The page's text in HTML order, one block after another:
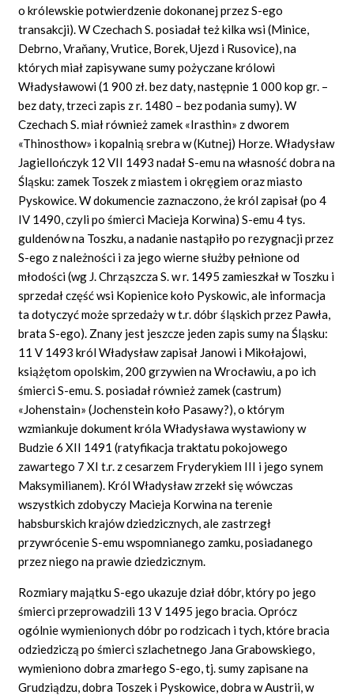
o królewskie potwierdzenie dokonanej przez S-ego
transakcji). W Czechach S. posiadał też kilka wsi (Minice,
Debrno, Vraňany, Vrutice, Borek, Ujezd i Rusovice), na
których miał zapisywane sumy pożyczane królowi
Władysławowi (1 900 zł. bez daty, następnie 1 000 kop gr. –
bez daty, trzeci zapis z r. 1480 – bez podania sumy). W
Czechach S. miał również zamek «Irasthin» z dworem
«Thinosthow» i kopalnią srebra w (Kutnej) Horze. Władysław
Jagiellończyk 12 VII 1493 nadał S-emu na własność dobra na
Śląsku: zamek Toszek z miastem i okręgiem oraz miasto
Pyskowice. W dokumencie zaznaczono, że król zapisał (po 4
IV 1490, czyli po śmierci Macieja Korwina) S-emu 4 tys.
guldenów na Toszku, a nadanie nastąpiło po rezygnacji przez
S-ego z należności i za jego wierne służby pełnione od
młodości (wg J. Chrząszcza S. w r. 1495 zamieszkał w Toszku i
sprzedał część wsi Kopienice koło Pyskowic, ale informacja
ta dotyczyć może sprzedaży w t.r. dóbr śląskich przez Pawła,
brata S-ego). Znany jest jeszcze jeden zapis sumy na Śląsku:
11 V 1493 król Władysław zapisał Janowi i Mikołajowi,
książętom opolskim, 200 grzywien na Wrocławiu, a po ich
śmierci S-emu. S. posiadał również zamek (castrum)
«Johenstain» (Jochenstein koło Pasawy?), o którym
wzmiankuje dokument króla Władysława wystawiony w
Budzie 6 XII 1491 (ratyfikacja traktatu pokojowego
zawartego 7 XI t.r. z cesarzem Fryderykiem III i jego synem
Maksymilianem). Król Władysław zrzekł się wówczas
wszystkich zdobyczy Macieja Korwina na terenie
habsburskich krajów dziedzicznych, ale zastrzegł
przywrócenie S-emu wspomnianego zamku, posiadanego
przez niego na prawie dziedzicznym.
Rozmiary majątku S-ego ukazuje dział dóbr, który po jego
śmierci przeprowadzili 13 V 1495 jego bracia. Oprócz
ogólnie wymienionych dóbr po rodzicach i tych, które bracia
odziedziczą po śmierci szlachetnego Jana Grabowskiego,
wymieniono dobra zmarłego S-ego, tj. sumy zapisane na
Grudziądzu, dobra Toszek i Pyskowice, dobra w Austrii, w